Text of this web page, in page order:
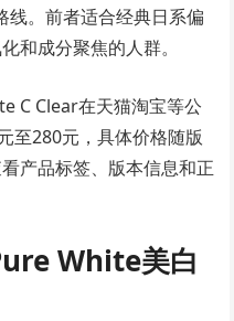
线。前者适合经典日系偏
和成分聚焦的人群。
C Clear在天猫淘宝等公
至280元，具体价格随版
产品标签、版本信息和正
White美白